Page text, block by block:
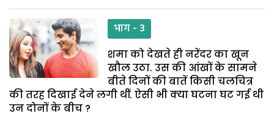
भाग - 3
शमा को देखते ही नरेंदर का खून
खौल उठा. उस की आंखों के सामने
बीते दिनों की बातें किसी चलचित्र
की तरह दिखाई देने लगी थीं. ऐसी भी क्या घटना घट गई थी
उन दोनों के बीच ?